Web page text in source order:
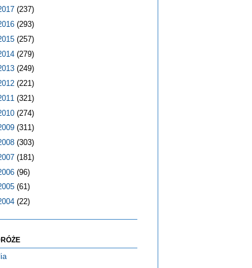
(237)
(293)
(257)
(279)
(249)
(221)
(321)
(274)
(311)
(303)
(181)
(96)
(61)
(22)